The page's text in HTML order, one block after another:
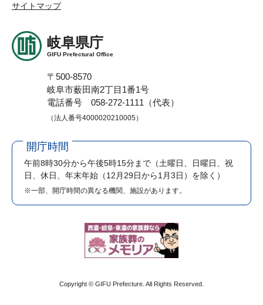
サイトマップ
岐阜県庁
GIFU Prefectural Office
〒500-8570
岐阜市薮田南2丁目1番1号
電話番号 058-272-1111（代表）
（法人番号4000020210005）
開庁時間
午前8時30分から午後5時15分まで （土曜日、日曜日、祝
日、休日、年末年始（12月29日から1月3日）を除く）
※一部、開庁時間の異なる機関、施設があります。
Copyright © GIFU Prefecture. All Rights Reserved.